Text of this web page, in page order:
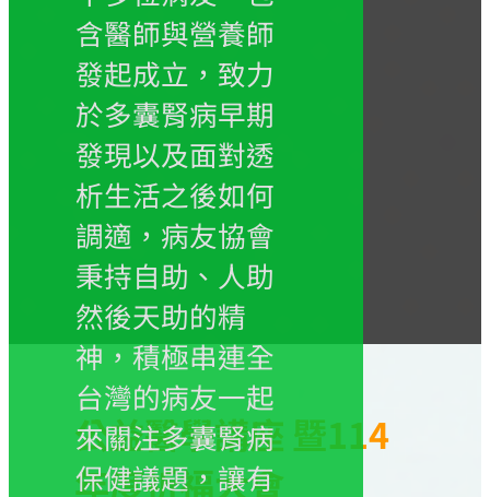
含醫師與營養師
發起成立，致力
於多囊腎病早期
發現以及面對透
析生活之後如何
調適，病友協會
秉持自助、人助
然後天助的精
神，積極串連全
台灣的病友一起
來關注多囊腎病
保健議題，讓有
公益醫學講座 暨114
年度祈福大會